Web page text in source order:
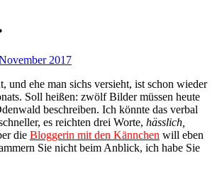
2017
und ehe man sichs versieht, ist schon wieder
Soll heißen: zwölf Bilder müssen heute
beschreiben. Ich könnte das verbal
es reichten drei Worte, hässlich,
die Bloggerin mit den Kännchen will eben
Sie nicht beim Anblick, ich habe Sie